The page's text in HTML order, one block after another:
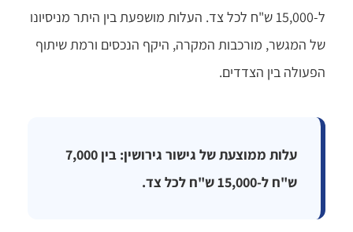
ל-15,000 ש"ח לכל צד. העלות מושפעת בין היתר מניסיונו
של המגשר, מורכבות המקרה, היקף הנכסים ורמת שיתוף
הפעולה בין הצדדים.
עלות ממוצעת של גישור גירושין: בין 7,000
ש"ח ל-15,000 ש"ח לכל צד.